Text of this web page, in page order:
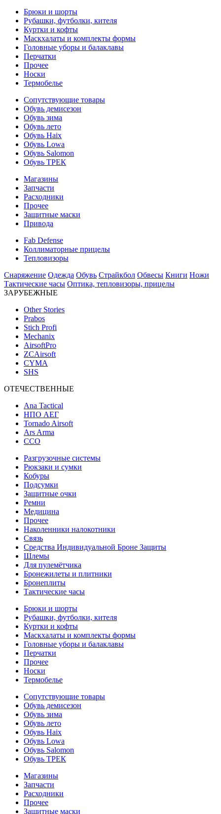
Брюки и шорты
Рубашки, футболки, кителя
Куртки и кофты
Маскхалаты и комплекты формы
Головные уборы и балаклавы
Перчатки
Прочее
Носки
Термобелье
Сопутствующие товары
Обувь демисезон
Обувь зима
Обувь лето
Обувь Haix
Обувь Lowa
Обувь Salomon
Обувь ТРЕК
Магазины
Запчасти
Расходники
Прочее
Защитные маски
Привода
Fab Defense
Коллиматорные прицелы
Тепловизоры
Снаряжение Одежда Обувь Страйкбол Обвесы Книги Ножи
Тактические часы Оптика, тепловизоры, прицелы
ЗАРУБЕЖНЫЕ
Other Stories
Prabos
Stich Profi
Mechanix
AirsoftPro
ZCAirsoft
CYMA
SHS
ОТЕЧЕСТВЕННЫЕ
Ana Tactical
НПО АЕГ
Tornado Airsoft
Ars Arma
ССО
Разгрузочные системы
Рюкзаки и сумки
Кобуры
Подсумки
Защитные очки
Ремни
Медицина
Прочее
Наколенники налокотники
Связь
Средства Индивидуальной Броне Защиты
Шлемы
Для пулемётчика
Бронежилеты и плитники
Бронеплиты
Тактические часы
Брюки и шорты
Рубашки, футболки, кителя
Куртки и кофты
Маскхалаты и комплекты формы
Головные уборы и балаклавы
Перчатки
Прочее
Носки
Термобелье
Сопутствующие товары
Обувь демисезон
Обувь зима
Обувь лето
Обувь Haix
Обувь Lowa
Обувь Salomon
Обувь ТРЕК
Магазины
Запчасти
Расходники
Прочее
Защитные маски